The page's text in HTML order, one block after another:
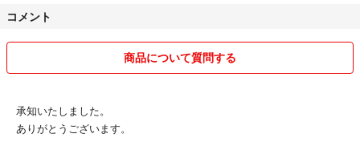
#ダニシート
#ダニ取りシート
#ダニよせ
#ダニよけ
販売しております。
◆対応は親切に、梱包は丁寧に、発送は迅速に、を心掛けております。
コメント
商品について質問する
承知いたしました。
ありがとうございます。